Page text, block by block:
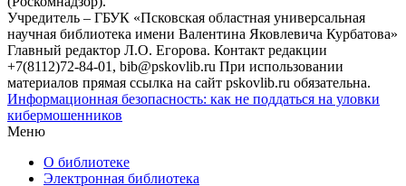
Учредитель – ГБУК «Псковская областная универсальная
научная библиотека имени Валентина Яковлевича Курбатова»
Главный редактор Л.О. Егорова. Контакт редакции
+7(8112)72-84-01, bib@pskovlib.ru При использовании
материалов прямая ссылка на сайт pskovlib.ru обязательна.
Информационная безопасность: как не поддаться на уловки
кибермошенников
Меню
О библиотеке
Электронная библиотека